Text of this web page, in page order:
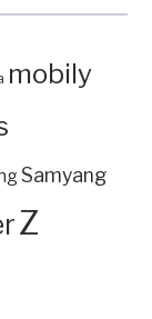
mobily
Samyang
Z